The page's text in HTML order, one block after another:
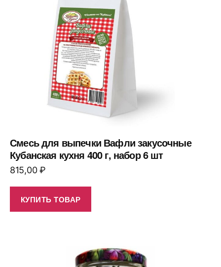
Смесь для выпечки Вафли закусочные
Кубанская кухня 400 г, набор 6 шт
815,00₽
КУПИТЬ ТОВАР